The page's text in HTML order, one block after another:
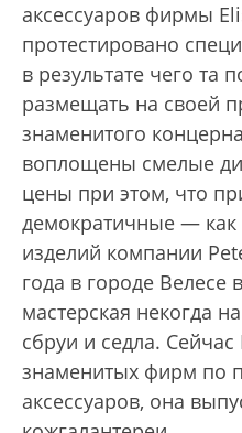
аксессуаров фирмы
протестировано
в результате чего та
размещать на своей
знаменитого
воплощены смелые
цены при этом, что
демократичные —
изделий компании
года в городе
мастерская некогда
сбруи и седла.
знаменитых фирм по
аксессуаров, она